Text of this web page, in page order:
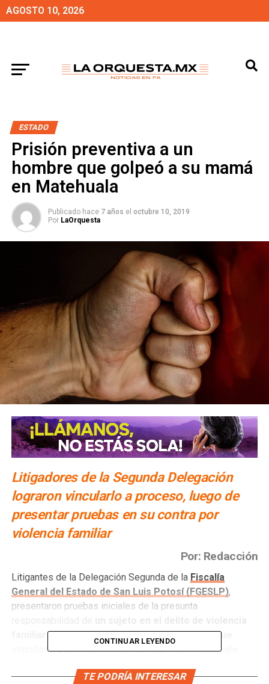
AGOSTO 10, 2026
ESTADO
Prisión preventiva a un
hombre que golpeó a su mamá
en Matehuala
Publicado hace 7 años el octubre 10, 2019
Por LaOrquesta
Litigadores de la Segunda Delegación
lograron vincularlo a proceso, luego de
presentar pruebas en su contra por
violencia familiar
Por: Redacción
Litigantes de la Delegación Segunda de la Fiscalía
General del Estado de San Luis Potosí (FGESLP),
presentaron pruebas iniciales de la presunta
familiar en agravio de sus padres, por lo que fue
vinculado a proceso en el municipio de Matehuala.
Se indicó que lo anterior se derivó alos hechos
CONTINUAR LEYENDO
TE PODRÍA INTERESAR